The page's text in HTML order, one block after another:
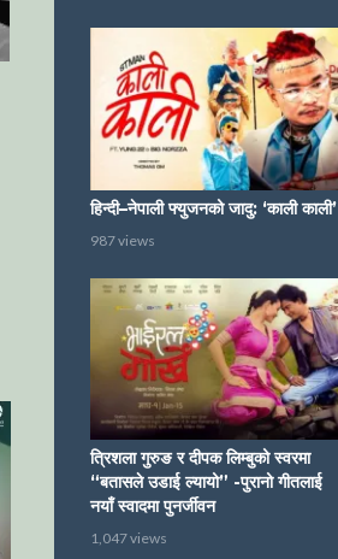
हिन्दी–नेपाली फ्युजनको जादु: ‘काली काली’
987 views
त्रिशला गुरुङ र दीपक लिम्बुको स्वरमा
“बतासले उडाई ल्यायो” -पुरानो गीतलाई
नयाँ स्वादमा पुनर्जीवन
1,047 views